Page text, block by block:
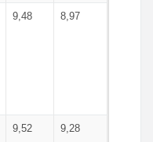
9,48 8,97
9,52 9,28